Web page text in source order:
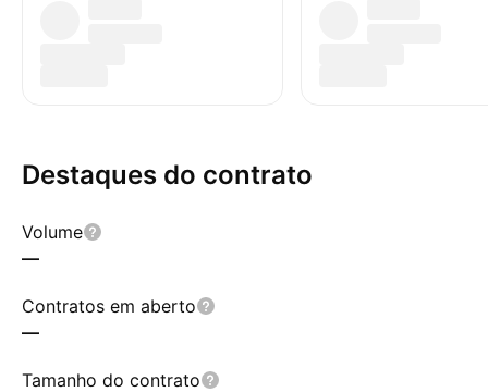
Destaques do contrato
Volume
—
Contratos em aberto
—
Tamanho do contrato